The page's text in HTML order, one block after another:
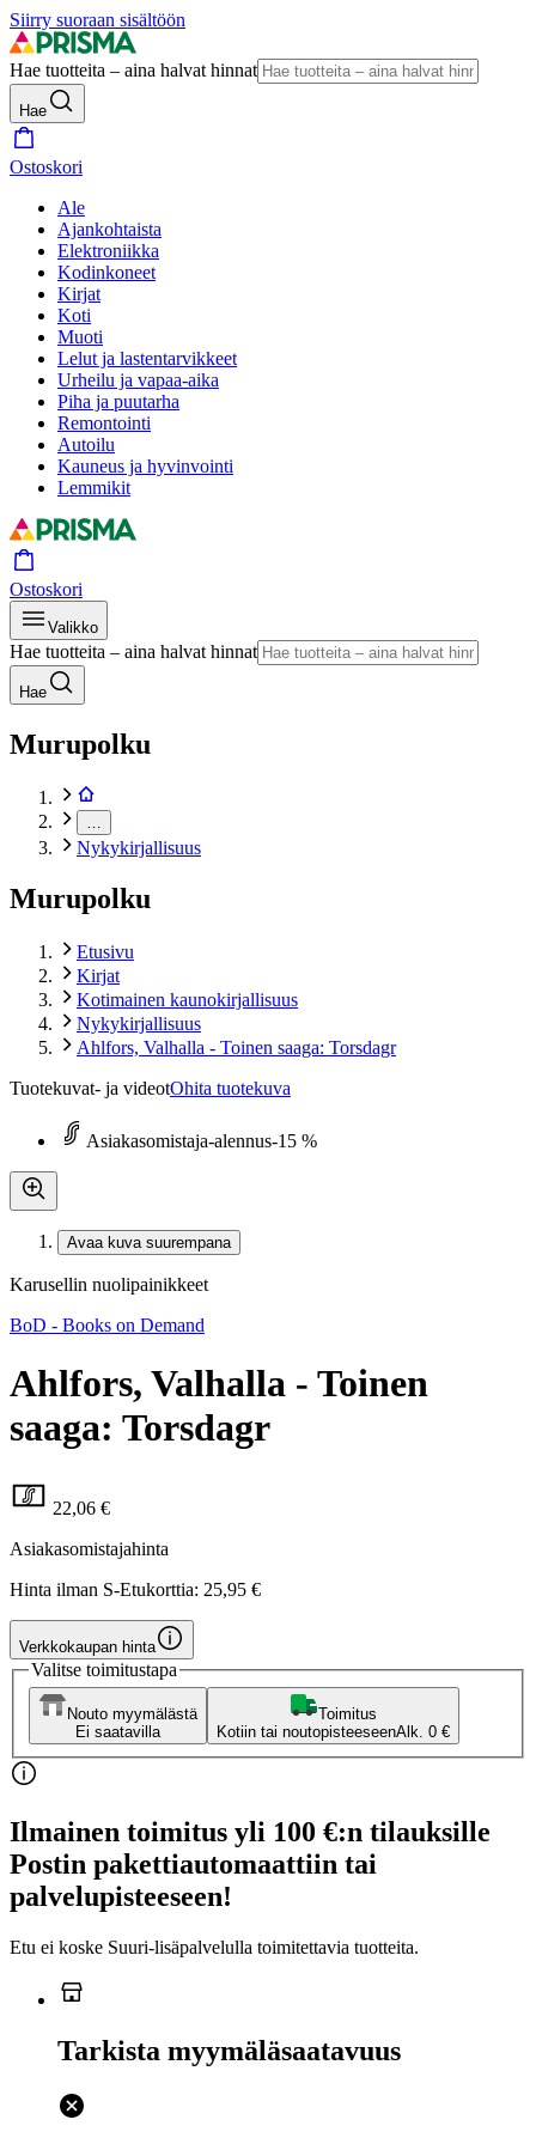
Siirry suoraan sisältöön
Hae tuotteita – aina halvat hinnat
Hae
Ostoskori
Ale
Ajankohtaista
Elektroniikka
Kodinkoneet
Kirjat
Koti
Muoti
Lelut ja lastentarvikkeet
Urheilu ja vapaa-aika
Piha ja puutarha
Remontointi
Autoilu
Kauneus ja hyvinvointi
Lemmikit
Ostoskori
Valikko
Hae tuotteita – aina halvat hinnat
Hae
Murupolku
Nykykirjallisuus
Murupolku
Etusivu
Kirjat
Kotimainen kaunokirjallisuus
Nykykirjallisuus
Ahlfors, Valhalla - Toinen saaga: Torsdagr
Tuotekuvat- ja videotOhita tuotekuva
Asiakasomistaja-alennus-15 %
Avaa kuva suurempana
Karusellin nuolipainikkeet
BoD - Books on Demand
Ahlfors, Valhalla - Toinen
saaga: Torsdagr
22,06 €
Asiakasomistajahinta
Hinta ilman S-Etukorttia: 25,95 €
Verkkokaupan hinta
Valitse toimitustapa
Nouto myymälästä
Ei saatavilla
Toimitus
Kotiin tai noutopisteeseenAlk. 0 €
Ilmainen toimitus yli 100 €:n tilauksille
Postin pakettiautomaattiin tai
palvelupisteeseen!
Etu ei koske Suuri‑lisäpalvelulla toimitettavia tuotteita.
Tarkista myymäläsaatavuus